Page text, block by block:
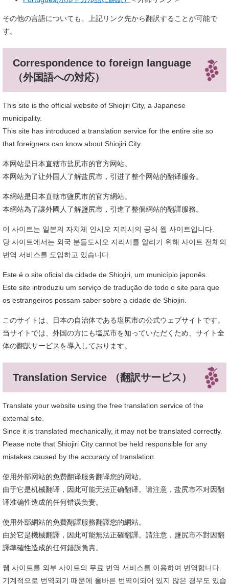
その他の言語についても、上記リンク先から翻訳することが可能で
す。
Correspondence to foreign language
（外国語への対応）
This site is the official website of Shiojiri City, a Japanese
municipality.
This site has introduced a translation service for the entire site so
that foreigners can know about Shiojiri City.
本网站是日本直辖市盐尻市的官方网站。
本网站为了让外国人了解盐尻市，引进了整个网站的翻译服务。
本網站是日本直轄市鹽尻市的官方網站。
本網站為了讓外國人了解鹽尻市，引進了整個網站的翻譯服務。
이 사이트는 일본의 자치체 인시오 지리시의 공식 웹 사이트입니다.
당 사이트에서는 외국 분들도시오 지리시를 알리기 위해 사이트 전체의
번역 서비스를 도입하고 있습니다.
Este é o site oficial da cidade de Shiojiri, um município japonês.
Este site introduziu um serviço de tradução de todo o site para que
os estrangeiros possam saber sobre a cidade de Shiojiri.
このサイトは、日本の自治体である塩尻市の公式ウェブサイトです。
当サイトでは、外国の方にも塩尻市を知っていただくため、サイト全
体の翻訳サービスを導入しております。
Translation Service （翻訳サービス）
Translate your website using the free translation service of the
external site.
Since it is translated mechanically, it may not be translated correctly.
Please note that Shiojiri City cannot be held responsible for any
mistakes caused by the accuracy of translation.
使用外部网站的免费翻译服务翻译您的网站。
由于它是机械翻译，因此可能无法正确翻译。请注意，盐尻市不对因翻
译准确性造成的任何错误负责。
使用外部網站的免費翻譯服務翻譯您的網站。
由於它是機械翻譯，因此可能無法正確翻譯。請注意，鹽尻市不對因翻
譯準確性造成的任何錯誤負責。
웹 사이트를 외부 사이트의 무료 번역 서비스를 이용하여 번역합니다.
기계적으로 번역되기 때문에 올바른 번역이되어 있지 않은 경우도 있습